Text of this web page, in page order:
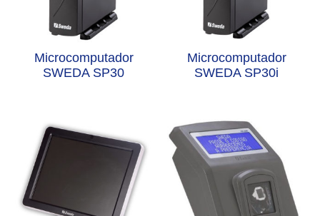
Microcomputador
SWEDA SP30
Microcomputador
SWEDA SP30i